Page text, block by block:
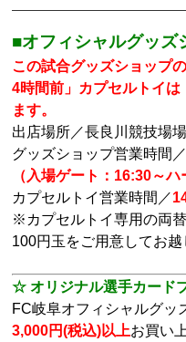
■オフィシャルグッズ
この試合グッズショップ
4時間前」カプセルトイ
ます。
出店場所／長良川競技場
グッズショップ営業時間／
（入場ゲート：16:30～ハ
カプセルトイ営業時間／
※カプセルトイ専用の両
100円玉をご用意してお越
☆ オリジナル選手カード
FC岐阜オフィシャルグッ
3,000円(税込)以上お買い